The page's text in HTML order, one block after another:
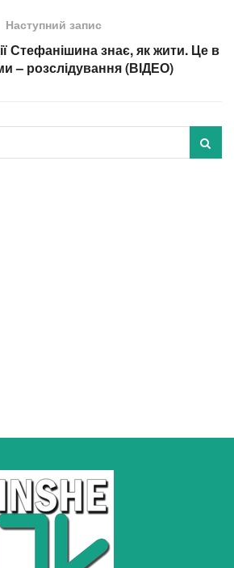
Наступний запис
Стефанішина знає, як жити. Це в
– розслідування (ВІДЕО)